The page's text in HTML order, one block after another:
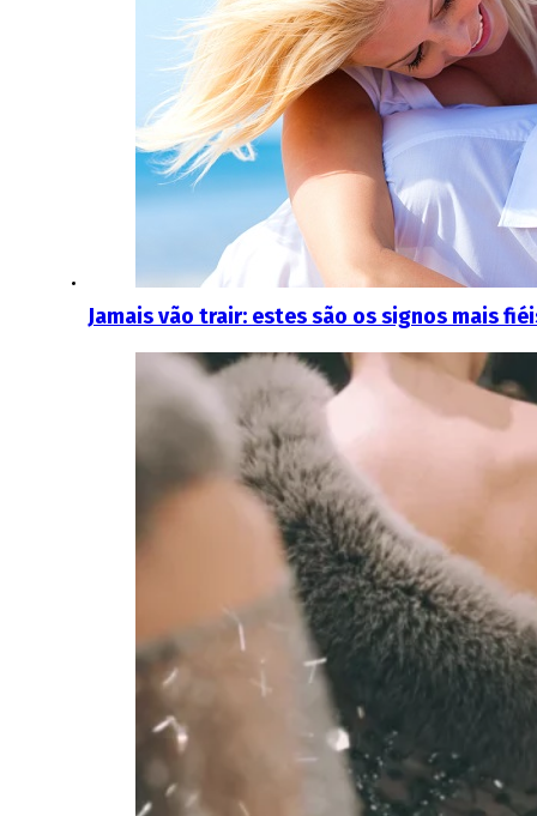
Jamais vão trair: estes são os signos mais